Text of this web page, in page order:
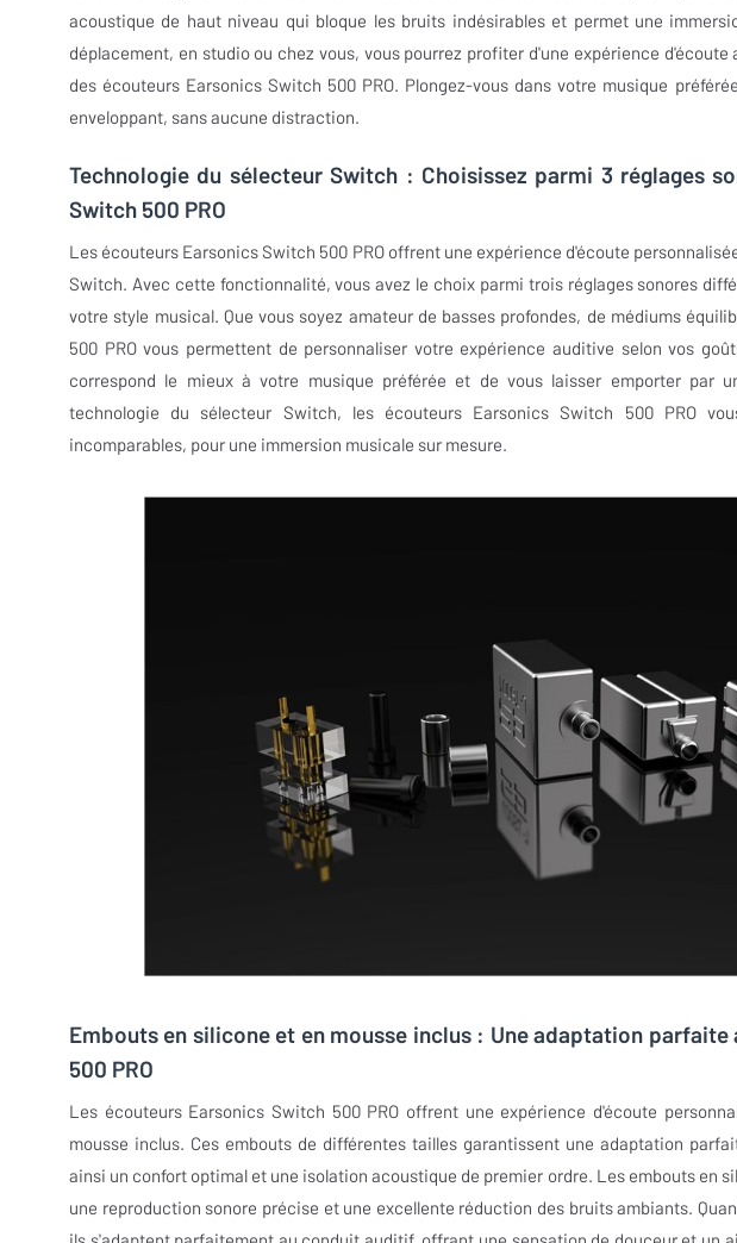
acoustique de haut niveau qui bloque les bruits indésirables et permet une
déplacement, en studio ou chez vous, vous pourrez profiter d'une expérience
des écouteurs Earsonics Switch 500 PRO. Plongez-vous dans votre musique
enveloppant, sans aucune distraction.
Technologie du sélecteur Switch : Choisissez parmi 3 réglages
Switch 500 PRO
Les écouteurs Earsonics Switch 500 PRO offrent une expérience d'écoute
Switch. Avec cette fonctionnalité, vous avez le choix parmi trois réglages sonores
votre style musical. Que vous soyez amateur de basses profondes, de médiums
500 PRO vous permettent de personnaliser votre expérience auditive selon vos
correspond le mieux à votre musique préférée et de vous laisser emporter par
technologie du sélecteur Switch, les écouteurs Earsonics Switch 500 PRO
incomparables, pour une immersion musicale sur mesure.
Embouts en silicone et en mousse inclus : Une adaptation
500 PRO
Les écouteurs Earsonics Switch 500 PRO offrent une expérience d'écoute
mousse inclus. Ces embouts de différentes tailles garantissent une adaptation
ainsi un confort optimal et une isolation acoustique de premier ordre. Les embouts en
une reproduction sonore précise et une excellente réduction des bruits ambiants.